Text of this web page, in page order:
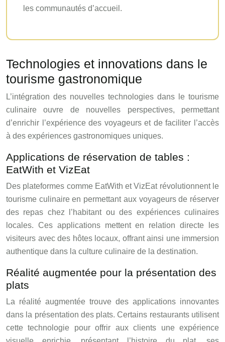
les communautés d’accueil.
Technologies et innovations dans le
tourisme gastronomique
L’intégration des nouvelles technologies dans le tourisme
culinaire ouvre de nouvelles perspectives, permettant
d’enrichir l’expérience des voyageurs et de faciliter l’accès
à des expériences gastronomiques uniques.
Applications de réservation de tables :
EatWith et VizEat
Des plateformes comme EatWith et VizEat révolutionnent le
tourisme culinaire en permettant aux voyageurs de réserver
des repas chez l’habitant ou des expériences culinaires
locales. Ces applications mettent en relation directe les
visiteurs avec des hôtes locaux, offrant ainsi une immersion
authentique dans la culture culinaire de la destination.
Réalité augmentée pour la présentation des
plats
La réalité augmentée trouve des applications innovantes
dans la présentation des plats. Certains restaurants utilisent
cette technologie pour offrir aux clients une expérience